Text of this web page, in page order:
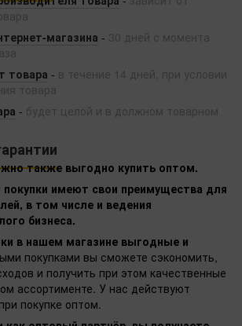
магазина - 30 дней с момента
товара - в течение 14 дней, при условии
товара
- будет целой и в должном товарном
также выгодно купить оптом.
покупки имеют свои преимущества для
в том числе и ведения
бизнеса.
в нашем магазине выгодные и
покупками вы сможете сэкономить,
и получить при этом качественные
ассортименте. У нас действуют
покупке оптом.